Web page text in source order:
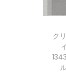
ク